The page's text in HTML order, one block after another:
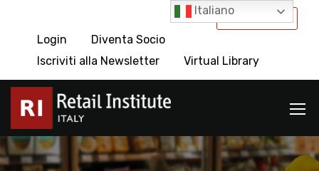
International
Login
Diventa Socio
Iscriviti alla Newsletter
Virtual Library
Italiano